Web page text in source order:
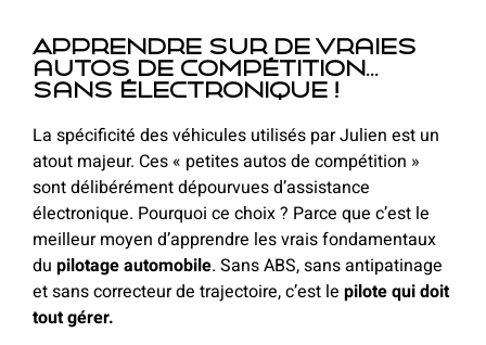
Apprendre sur de vraies
autos de compétition...
sans électronique !
La spécificité des véhicules utilisés par Julien est un
atout majeur. Ces « petites autos de compétition »
sont délibérément dépourvues d’assistance
électronique. Pourquoi ce choix ? Parce que c’est le
meilleur moyen d’apprendre les vrais fondamentaux
du pilotage automobile. Sans ABS, sans antipatinage
et sans correcteur de trajectoire, c’est le pilote qui doit
tout gérer.